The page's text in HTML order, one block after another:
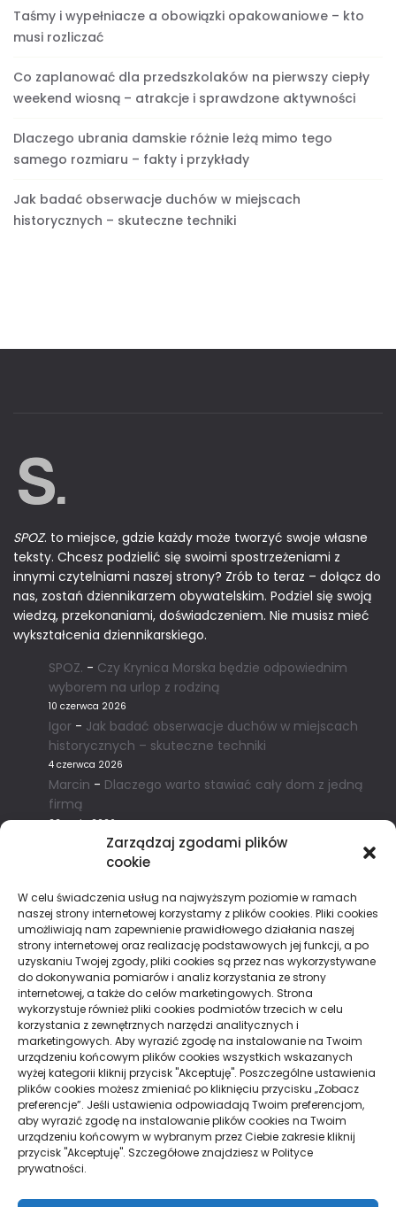
Zarządzaj zgodami plików
cookie
W celu świadczenia usług na najwyższym poziomie w ramach
naszej strony internetowej korzystamy z plików cookies. Pliki cookies
umożliwiają nam zapewnienie prawidłowego działania naszej
strony internetowej oraz realizację podstawowych jej funkcji, a po
uzyskaniu Twojej zgody, pliki cookies są przez nas wykorzystywane
do dokonywania pomiarów i analiz korzystania ze strony
internetowej, a także do celów marketingowych. Strona
wykorzystuje również pliki cookies podmiotów trzecich w celu
korzystania z zewnętrznych narzędzi analitycznych i
marketingowych. Aby wyrazić zgodę na instalowanie na Twoim
urządzeniu końcowym plików cookies wszystkich wskazanych
wyżej kategorii kliknij przycisk "Akceptuję". Poszczególne ustawienia
plików cookies możesz zmieniać po kliknięciu przycisku „Zobacz
preferencje”. Jeśli ustawienia odpowiadają Twoim preferencjom,
aby wyrazić zgodę na instalowanie plików cookies na Twoim
urządzeniu końcowym w wybranym przez Ciebie zakresie kliknij
przycisk "Akceptuję". Szczegółowe znajdziesz w Polityce
prywatności.
Taśmy i wypełniacze a obowiązki opakowaniowe – kto
musi rozliczać
Co zaplanować dla przedszkolaków na pierwszy ciepły
weekend wiosną – atrakcje i sprawdzone aktywności
Dlaczego ubrania damskie różnie leżą mimo tego
samego rozmiaru – fakty i przykłady
Jak badać obserwacje duchów w miejscach
historycznych – skuteczne techniki
SPOZ. to miejsce, gdzie każdy może tworzyć swoje własne
teksty. Chcesz podzielić się swoimi spostrzeżeniami z
innymi czytelniami naszej strony? Zrób to teraz – dołącz do
nas, zostań dziennikarzem obywatelskim. Podziel się swoją
wiedzą, przekonaniami, doświadczeniem. Nie musisz mieć
wykształcenia dziennikarskiego.
SPOZ. - Czy Krynica Morska będzie odpowiednim
wyborem na urlop z rodziną
10 czerwca 2026
Igor - Jak badać obserwacje duchów w miejscach
historycznych – skuteczne techniki
4 czerwca 2026
Marcin - Dlaczego warto stawiać cały dom z jedną
firmą
22 maja 2026
alkohol aperol biznes dentysta filmy
finanse
hipoteka
kino konferencje koronawirus
kredyt
maski
moda pieniądze pogrzeb zeby
Strony
Polityka Prywatności
Działy